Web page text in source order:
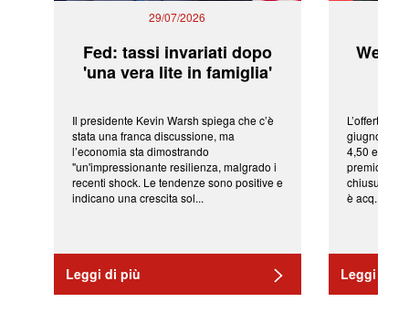
29/07/2026
Fed: tassi invariati dopo
'una vera lite in famiglia'
Il presidente Kevin Warsh spiega che c’è
stata una franca discussione, ma
l’economia sta dimostrando
"un'impressionante resilienza, malgrado i
recenti shock. Le tendenze sono positive e
indicano una crescita sol...
Leggi di più
L’offerta
giugno da
4,50 euro
premio di
chiusura
è acq...
Leggi di